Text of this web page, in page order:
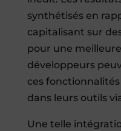
synthétisés en
capitalisant sur
pour une
développeurs
ces
dans leurs outils
Une telle